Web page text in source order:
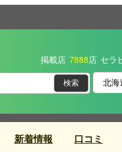
掲載店 7888店 セラ
新着情報 口コミ